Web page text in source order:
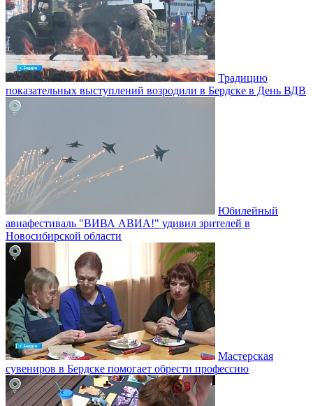
Традицию
показательных выступлений возродили в Бердске в День ВДВ
Юбилейный
авиафестиваль "ВИВА АВИА!" удивил зрителей в
Новосибирской области
Мастерская
сувениров в Бердске помогает обрести профессию